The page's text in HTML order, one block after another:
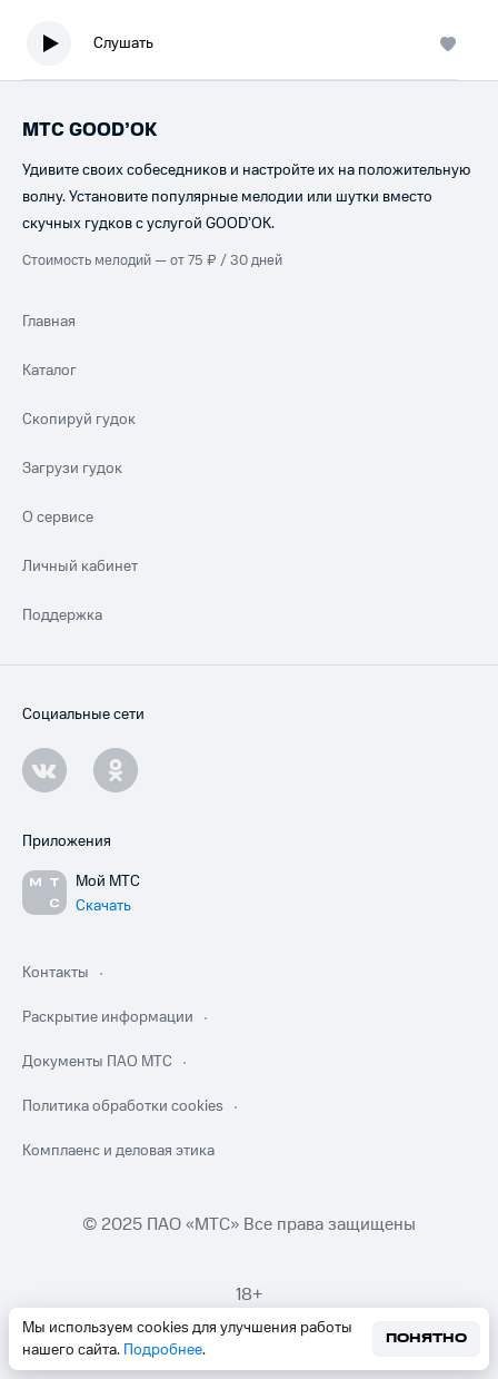
Слушать
Мы используем cookies для улучшения работы
нашего сайта. Подробнее.
ПОНЯТНО
МТС GOOD’OK
Удивите своих собеседников и настройте их на положительную
волну. Установите популярные мелодии или шутки вместо
скучных гудков с услугой GOOD’OK.
Стоимость мелодий — от 75 ₽ / 30 дней
Главная
Каталог
Скопируй гудок
Загрузи гудок
О сервисе
Личный кабинет
Поддержка
Социальные сети
Приложения
Мой МТС
Скачать
Контакты
Раскрытие информации
Документы ПАО МТС
Политика обработки cookies
Комплаенс и деловая этика
© 2025 ПАО «МТС» Все права защищены
18+